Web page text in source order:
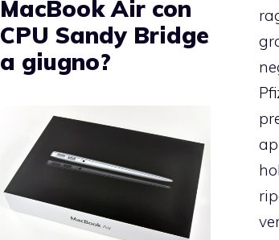
MacBook Air con
CPU Sandy Bridge
a giugno?